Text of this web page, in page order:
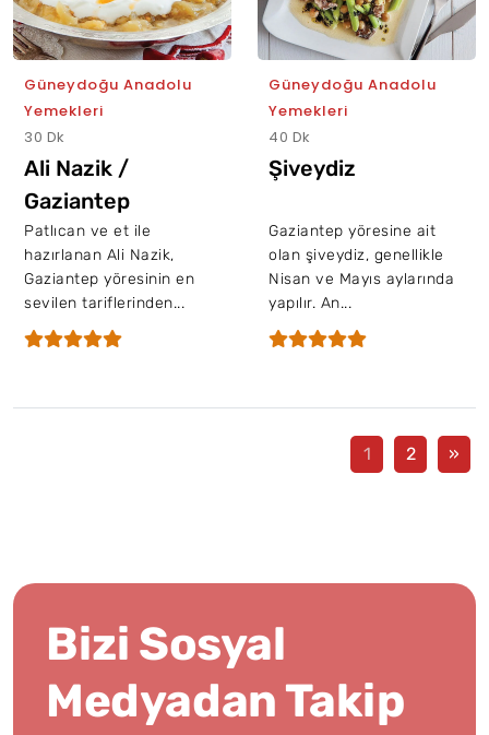
Güneydoğu Anadolu
Yemekleri
30 Dk
Ali Nazik /
Gaziantep
Patlıcan ve et ile
hazırlanan Ali Nazik,
Gaziantep yöresinin en
sevilen tariflerinden...
Güneydoğu Anadolu
Yemekleri
40 Dk
Şiveydiz
Gaziantep yöresine ait
olan şiveydiz, genellikle
Nisan ve Mayıs aylarında
yapılır. An...
1 2 »
Bizi Sosyal
Medyadan Takip